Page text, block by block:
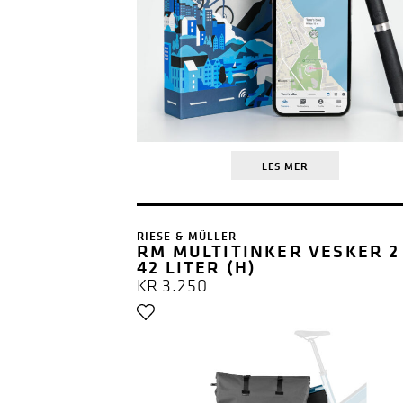
LES MER
RIESE & MÜLLER
RM MULTITINKER VESKER
42 LITER (H)
KR 3.250